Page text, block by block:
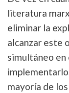
literatura
eliminar la
alcanzar este
simultáneo en
mayoría de